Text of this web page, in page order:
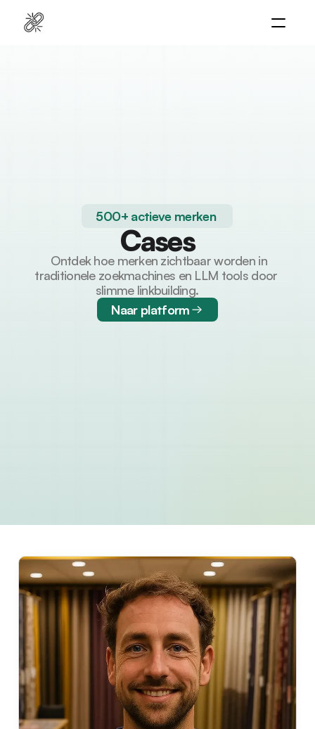
500+ actieve merken
Cases
traditionele zoekmachines en LLM tools door
slimme linkbuilding.
Naar platform